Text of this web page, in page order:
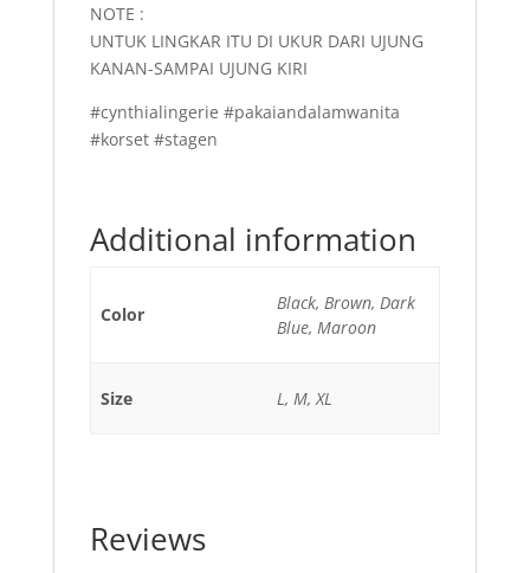
NOTE :
UNTUK LINGKAR ITU DI UKUR DARI UJUNG
KANAN-SAMPAI UJUNG KIRI
#cynthialingerie #pakaiandalamwanita
#korset #stagen
Additional information
Color
Black, Brown, Dark
Blue, Maroon
Size L, M, XL
Reviews